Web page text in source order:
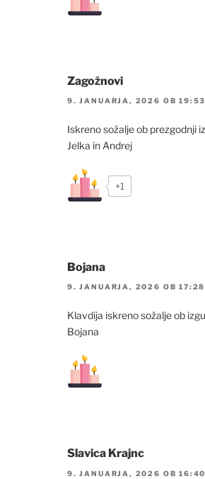
Zagožnovi
9. JANUARJA, 2026 OB 19:53
Iskreno sožalje ob prezgodnji
Jelka in Andrej
+1
Bojana
9. JANUARJA, 2026 OB 17:28
Klavdija iskreno sožalje ob
Bojana
Slavica Krajnc
9. JANUARJA, 2026 OB 16:40